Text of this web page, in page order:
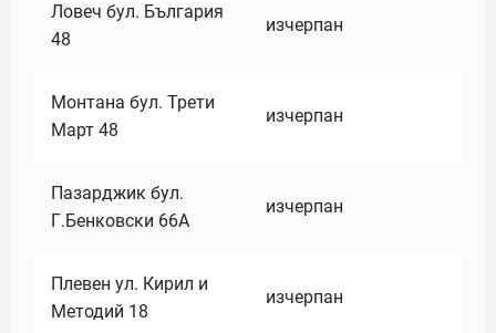
Ловеч бул. България
48
изчерпан
Монтана бул. Трети
Март 48
изчерпан
Пазарджик бул.
Г.Бенковски 66А
изчерпан
Плевен ул. Кирил и
Методий 18
изчерпан